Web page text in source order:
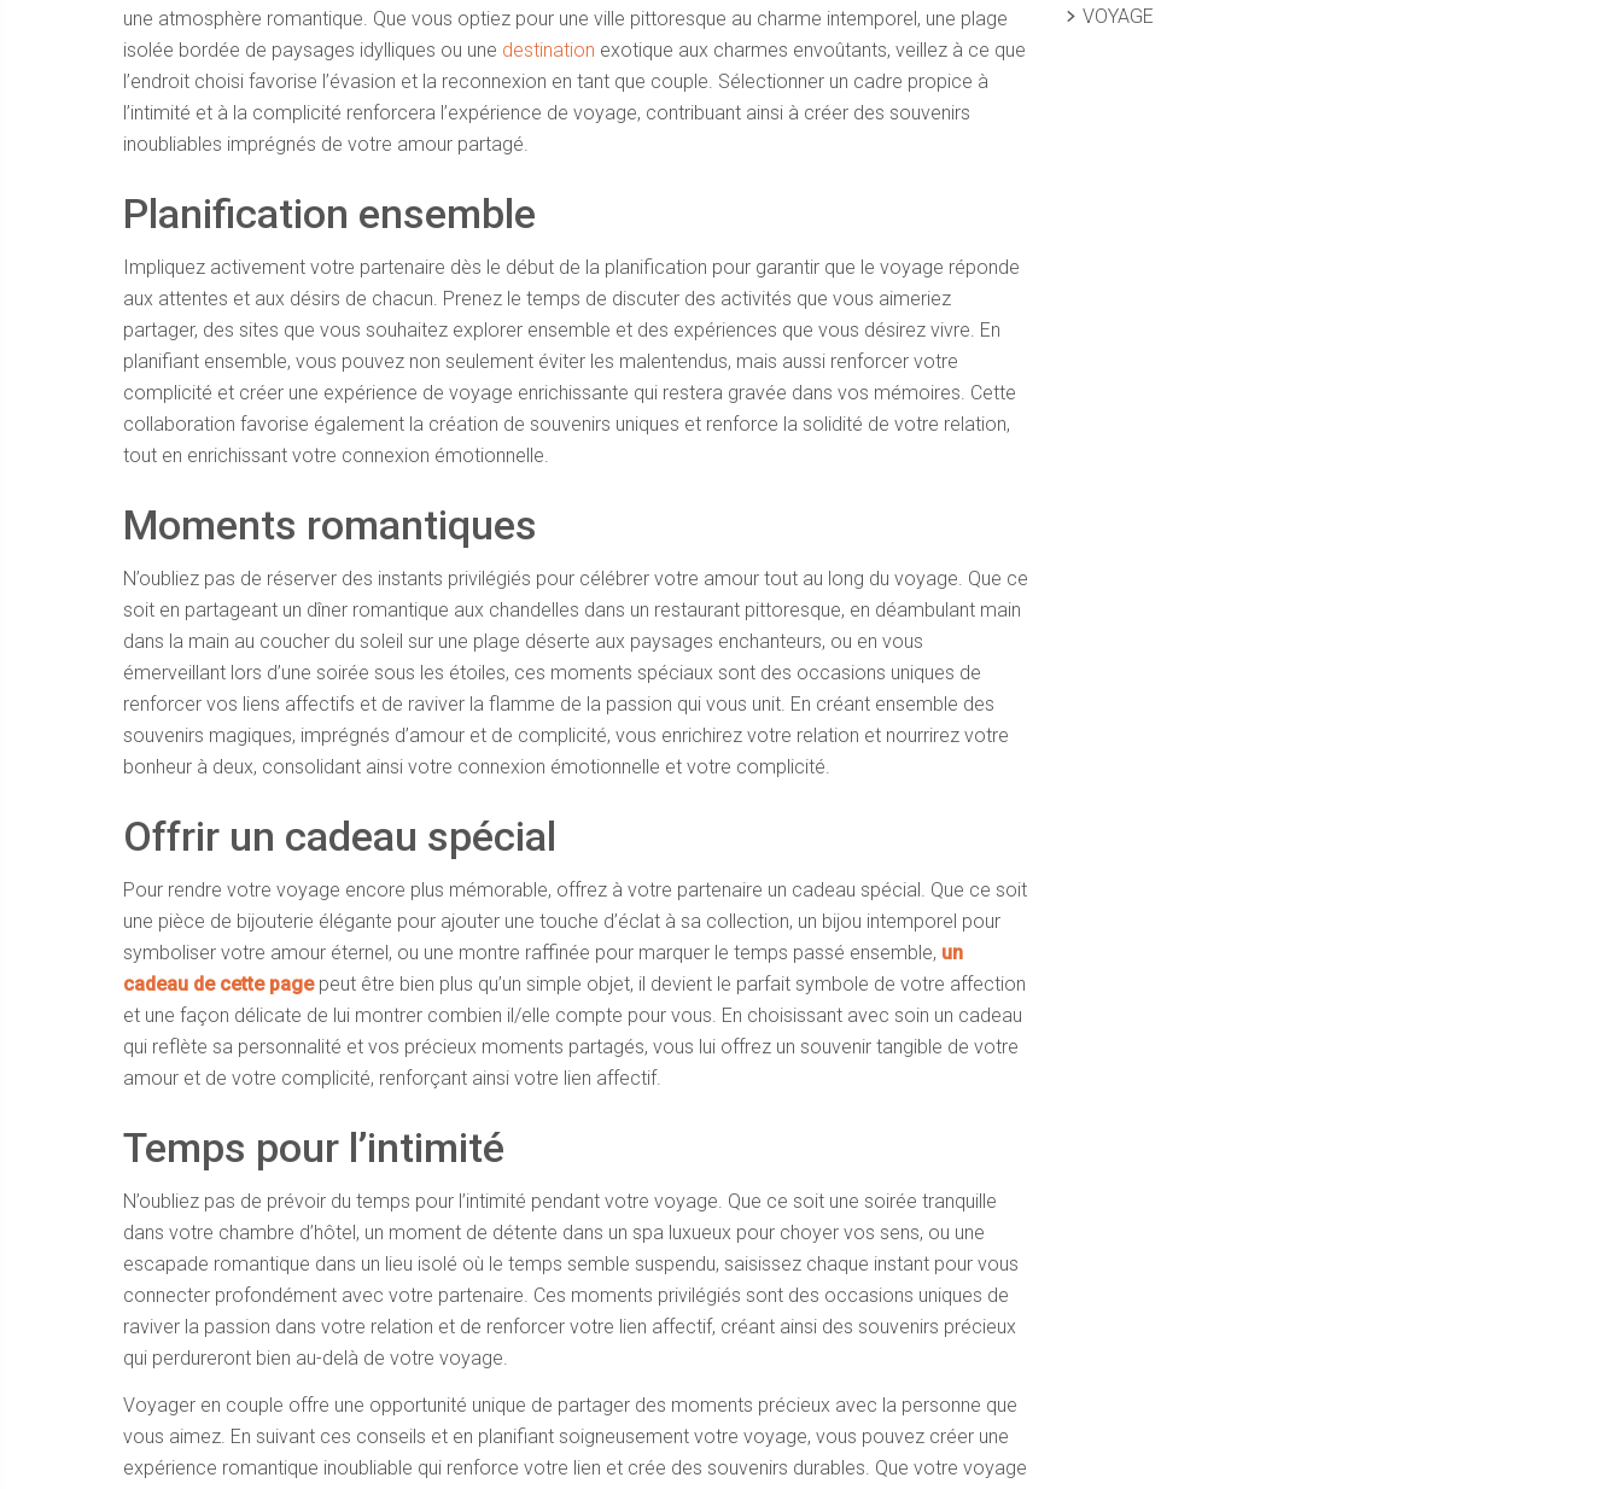
une atmosphère romantique. Que vous optiez pour une ville pittoresque au charme intemporel, une plage
isolée bordée de paysages idylliques ou une destination exotique aux charmes envoûtants, veillez à ce que
l’endroit choisi favorise l’évasion et la reconnexion en tant que couple. Sélectionner un cadre propice à
l’intimité et à la complicité renforcera l’expérience de voyage, contribuant ainsi à créer des souvenirs
inoubliables imprégnés de votre amour partagé.
Planification ensemble
Impliquez activement votre partenaire dès le début de la planification pour garantir que le voyage réponde
aux attentes et aux désirs de chacun. Prenez le temps de discuter des activités que vous aimeriez
partager, des sites que vous souhaitez explorer ensemble et des expériences que vous désirez vivre. En
planifiant ensemble, vous pouvez non seulement éviter les malentendus, mais aussi renforcer votre
complicité et créer une expérience de voyage enrichissante qui restera gravée dans vos mémoires. Cette
collaboration favorise également la création de souvenirs uniques et renforce la solidité de votre relation,
tout en enrichissant votre connexion émotionnelle.
Moments romantiques
N’oubliez pas de réserver des instants privilégiés pour célébrer votre amour tout au long du voyage. Que ce
soit en partageant un dîner romantique aux chandelles dans un restaurant pittoresque, en déambulant main
dans la main au coucher du soleil sur une plage déserte aux paysages enchanteurs, ou en vous
émerveillant lors d’une soirée sous les étoiles, ces moments spéciaux sont des occasions uniques de
renforcer vos liens affectifs et de raviver la flamme de la passion qui vous unit. En créant ensemble des
souvenirs magiques, imprégnés d’amour et de complicité, vous enrichirez votre relation et nourrirez votre
bonheur à deux, consolidant ainsi votre connexion émotionnelle et votre complicité.
Offrir un cadeau spécial
Pour rendre votre voyage encore plus mémorable, offrez à votre partenaire un cadeau spécial. Que ce soit
une pièce de bijouterie élégante pour ajouter une touche d’éclat à sa collection, un bijou intemporel pour
symboliser votre amour éternel, ou une montre raffinée pour marquer le temps passé ensemble, un
cadeau de cette pagepeut être bien plus qu’un simple objet, il devient le parfait symbole de votre affection
et une façon délicate de lui montrer combien il/elle compte pour vous. En choisissant avec soin un cadeau
qui reflète sa personnalité et vos précieux moments partagés, vous lui offrez un souvenir tangible de votre
amour et de votre complicité, renforçant ainsi votre lien affectif.
Temps pour l’intimité
N’oubliez pas de prévoir du temps pour l’intimité pendant votre voyage. Que ce soit une soirée tranquille
dans votre chambre d’hôtel, un moment de détente dans un spa luxueux pour choyer vos sens, ou une
escapade romantique dans un lieu isolé où le temps semble suspendu, saisissez chaque instant pour vous
connecter profondément avec votre partenaire. Ces moments privilégiés sont des occasions uniques de
raviver la passion dans votre relation et de renforcer votre lien affectif, créant ainsi des souvenirs précieux
qui perdureront bien au-delà de votre voyage.
Voyager en couple offre une opportunité unique de partager des moments précieux avec la personne que
vous aimez. En suivant ces conseils et en planifiant soigneusement votre voyage, vous pouvez créer une
expérience romantique inoubliable qui renforce votre lien et crée des souvenirs durables. Que votre voyage
VOYAGE